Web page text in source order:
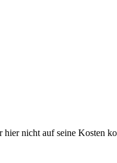
hier nicht auf seine Kosten